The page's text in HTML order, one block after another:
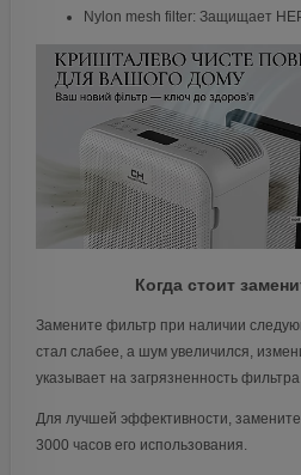
Nylon mesh filter: Защищает
Когда стоит
Замените фильтр при наличии
стал слабее, а шум увеличился,
указывает на загрязненность фильтра.
Для лучшей эффективности,
3000 часов его использования.